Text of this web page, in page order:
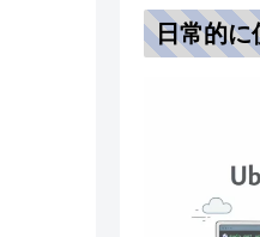
日常的に